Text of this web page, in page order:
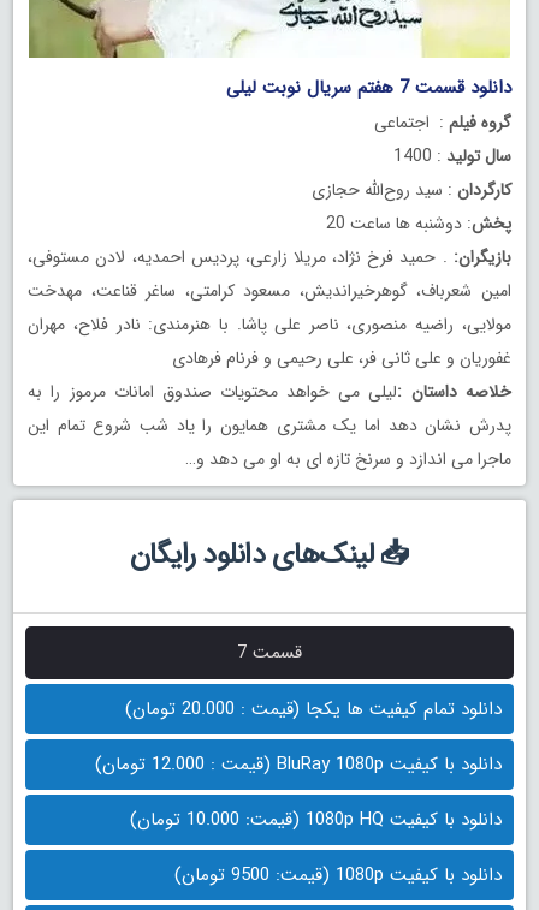
دانلود قسمت 7 هفتم سریال نوبت لیلی
گروه فیلم : اجتماعی
سال تولید : 1400
کارگردان : سید روح‌الله حجازی
پخش: دوشنبه ها ساعت 20
بازیگران: . حمید فرخ نژاد، مریلا زارعی، پردیس احمدیه، لادن مستوفی،
امین شعرباف، گوهرخیراندیش، مسعود کرامتی، ساغر قناعت، مهدخت
مولایی، راضیه منصوری، ناصر علی پاشا. با هنرمندی: نادر فلاح، مهران
غفوریان و علی ثانی فر، علی رحیمی و فرنام فرهادی
خلاصه داستان :لیلی می خواهد محتویات صندوق امانات مرموز را به
پدرش نشان دهد اما یک مشتری همایون را یاد شب شروع تمام این
ماجرا می اندازد و سرنخ تازه ای به او می دهد و…
📥 لینک‌های دانلود رایگان
قسمت 7
دانلود تمام کیفیت ها یکجا (قیمت : 20.000 تومان)
دانلود با کیفیت BluRay 1080p (قیمت : 12.000 تومان)
دانلود با کیفیت 1080p HQ (قیمت: 10.000 تومان)
دانلود با کیفیت 1080p (قیمت: 9500 تومان)